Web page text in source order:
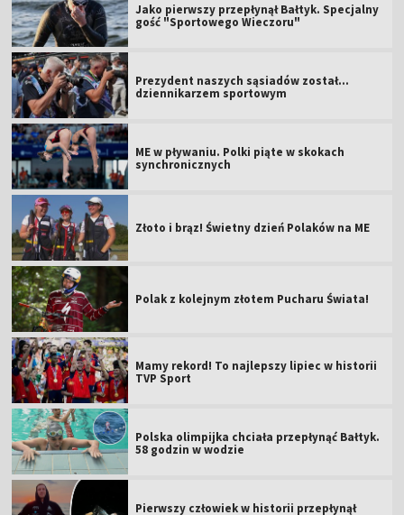
Jako pierwszy przepłynął Bałtyk. Specjalny
gość "Sportowego Wieczoru"
Prezydent naszych sąsiadów został...
dziennikarzem sportowym
ME w pływaniu. Polki piąte w skokach
synchronicznych
Złoto i brąz! Świetny dzień Polaków na ME
Polak z kolejnym złotem Pucharu Świata!
Mamy rekord! To najlepszy lipiec w historii
TVP Sport
Polska olimpijka chciała przepłynąć Bałtyk.
58 godzin w wodzie
Pierwszy człowiek w historii przepłynął